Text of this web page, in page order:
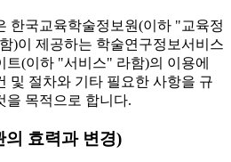
한국교육학술정보원(이하 "교육정
)이 제공하는 학술연구정보서비스
트(이하 "서비스" 라함)의 이용에
및 절차와 기타 필요한 사항을 규
을 목적으로 합니다.
의 효력과 변경)